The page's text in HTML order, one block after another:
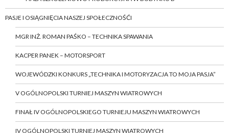
PASJE I OSIĄGNIĘCIA NASZEJ SPOŁECZNOŚĆI
MGR INŻ. ROMAN PAŚKO – TECHNIKA SPAWANIA
KACPER PANEK – MOTORSPORT
WOJEWÓDZKI KONKURS „TECHNIKA I MOTORYZACJA TO MOJA PASJA”
V OGÓLNOPOLSKI TURNIEJ MASZYN WIATROWYCH
FINAŁ IV OGÓLNOPOLSKIEGO TURNIEJU MASZYN WIATROWYCH
IV OGÓLNOPOLSKI TURNIEJ MASZYN WIATROWYCH